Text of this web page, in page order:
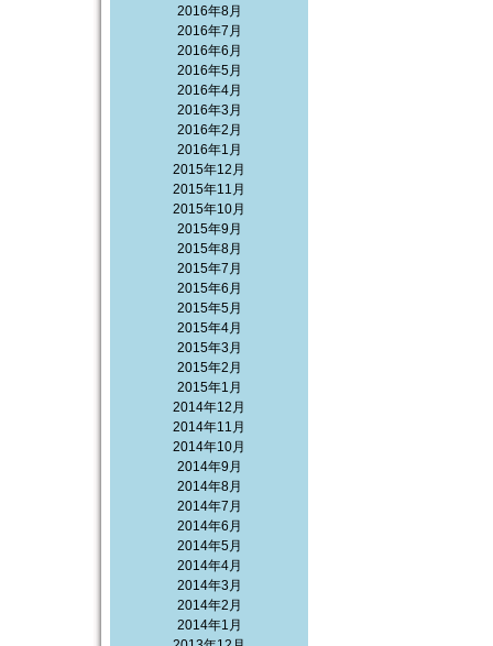
2016年8月
2016年7月
2016年6月
2016年5月
2016年4月
2016年3月
2016年2月
2016年1月
2015年12月
2015年11月
2015年10月
2015年9月
2015年8月
2015年7月
2015年6月
2015年5月
2015年4月
2015年3月
2015年2月
2015年1月
2014年12月
2014年11月
2014年10月
2014年9月
2014年8月
2014年7月
2014年6月
2014年5月
2014年4月
2014年3月
2014年2月
2014年1月